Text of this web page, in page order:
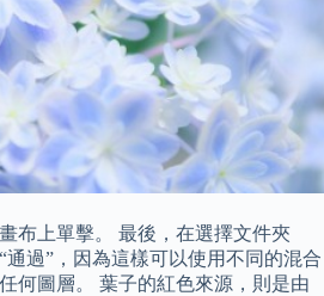
布上單擊。 最後，在選擇文件夾
過”，因為這樣可以使用不同的混合
何圖層。 葉子的紅色來源，則是由